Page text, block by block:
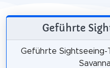
Geführte
Geführte